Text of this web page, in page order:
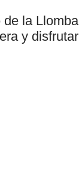
la
y